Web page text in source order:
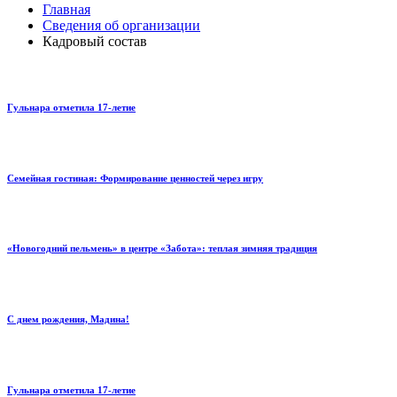
Главная
Сведения об организации
Кадровый состав
Гульнара отметила 17‑летие
Семейная гостиная: Формирование ценностей через игру
«Новогодний пельмень» в центре «Забота»: теплая зимняя традиция
С днем рождения, Мадина!
Гульнара отметила 17‑летие